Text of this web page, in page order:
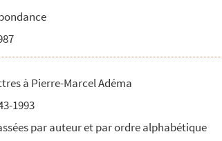
à Pierre-Marcel Adéma
1993
par auteur et par ordre alphabétique